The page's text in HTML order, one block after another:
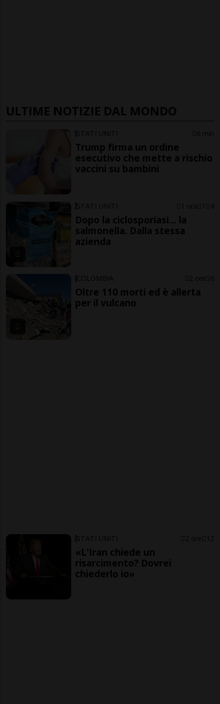
ULTIME NOTIZIE DAL MONDO
STATI UNITI 6 min
Trump firma un ordine
esecutivo che mette a rischio
vaccini su bambini
STATI UNITI 1 ora 1 4
Dopo la ciclosporiasi... la
salmonella. Dalla stessa
azienda
COLOMBIA 2 ore 6
Oltre 110 morti ed è allerta
per il vulcano
STATI UNITI 2 ore 12
«L'Iran chiede un
risarcimento? Dovrei
chiederlo io»